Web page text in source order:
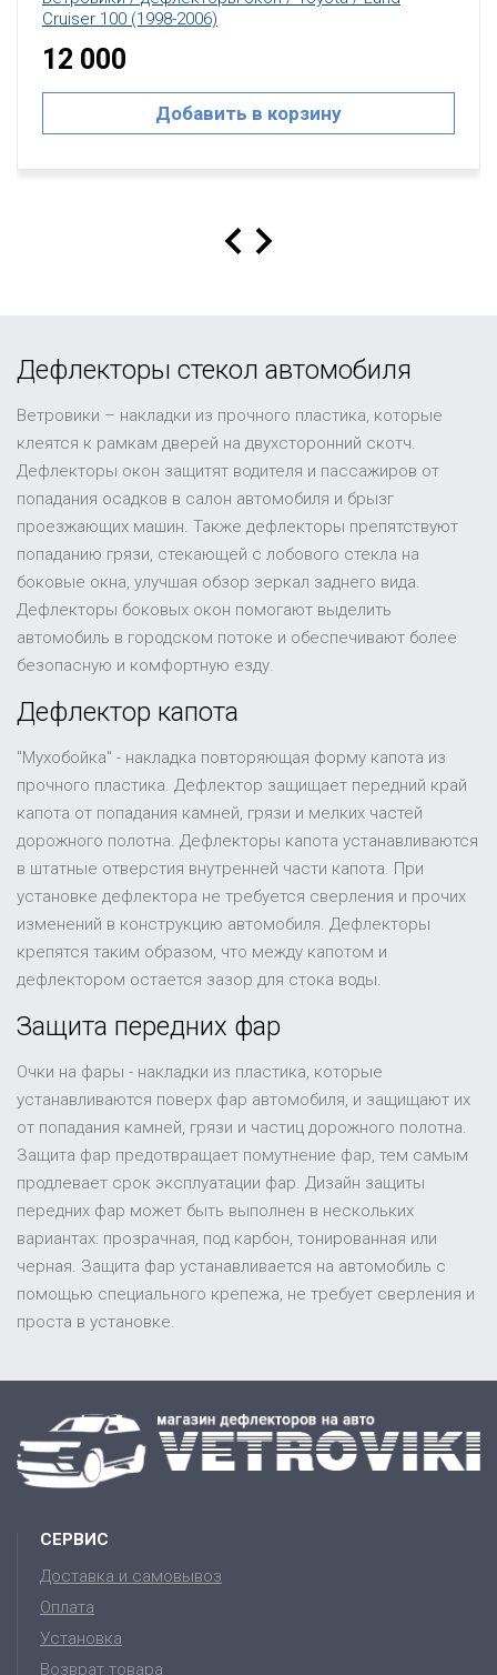
Cruiser 100 (1998-2006)
12 000
Добавить в корзину
Дефлекторы стекол автомобиля
Ветровики – накладки из прочного пластика, которые
клеятся к рамкам дверей на двухсторонний скотч.
Дефлекторы окон защитят водителя и пассажиров от
попадания осадков в салон автомобиля и брызг
проезжающих машин. Также дефлекторы препятствуют
попаданию грязи, стекающей с лобового стекла на
боковые окна, улучшая обзор зеркал заднего вида.
Дефлекторы боковых окон помогают выделить
автомобиль в городском потоке и обеспечивают более
безопасную и комфортную езду.
Дефлектор капота
"Мухобойка" - накладка повторяющая форму капота из
прочного пластика. Дефлектор защищает передний край
капота от попадания камней, грязи и мелких частей
дорожного полотна. Дефлекторы капота устанавливаются
в штатные отверстия внутренней части капота. При
установке дефлектора не требуется сверления и прочих
изменений в конструкцию автомобиля. Дефлекторы
крепятся таким образом, что между капотом и
дефлектором остается зазор для стока воды.
Защита передних фар
Очки на фары - накладки из пластика, которые
устанавливаются поверх фар автомобиля, и защищают их
от попадания камней, грязи и частиц дорожного полотна.
Защита фар предотвращает помутнение фар, тем самым
продлевает срок эксплуатации фар. Дизайн защиты
передних фар может быть выполнен в нескольких
вариантах: прозрачная, под карбон, тонированная или
черная. Защита фар устанавливается на автомобиль с
помощью специального крепежа, не требует сверления и
проста в установке.
СЕРВИС
Доставка и самовывоз
Оплата
Установка
Возврат товара